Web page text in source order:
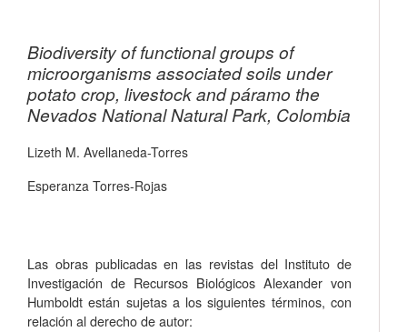
Biodiversity of functional groups of
microorganisms associated soils under
potato crop, livestock and páramo the
Nevados National Natural Park, Colombia
Lizeth M. Avellaneda-Torres
Esperanza Torres-Rojas
Las obras publicadas en las revistas del Instituto de
Investigación de Recursos Biológicos Alexander von
Humboldt están sujetas a los siguientes términos, con
relación al derecho de autor: